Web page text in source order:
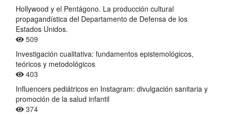
Hollywood y el Pentágono. La producción cultural
propagandística del Departamento de Defensa de los
Estados Unidos.
509
Investigación cualitativa: fundamentos epistemológicos,
teóricos y metodológicos
403
Influencers pediátricos en Instagram: divulgación sanitaria y
promoción de la salud infantil
374